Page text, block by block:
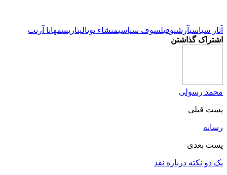
آثار سیاسیآرشیوفیلسوف سیاسیمنشاء توتالیتاریسمهانا آرنت
اشتراک گذاشتن
محمد رسولی
پست قبلی
رسانه
پست بعدی
یک دو نکته درباره نقد